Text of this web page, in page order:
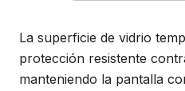
La superficie de vidrio
protección resistente
manteniendo la pantalla